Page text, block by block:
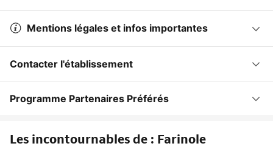
Mentions légales et infos importantes
Contacter l'établissement
Programme Partenaires Préférés
Les incontournables de : Farinole